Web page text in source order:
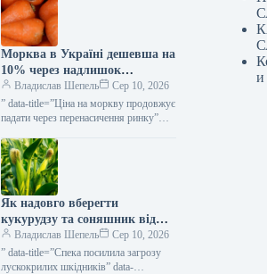
Морква в Україні дешевша на
10% через надлишок
постачання — КУРКУЛЬ
Владислав Шепель
Сер 10, 2026
” data-title=”Ціна на моркву продовжує
падати через перенасичення ринку”
url=”https://kurkul.com/news/41876-
cherez-perenasichennya-rinku-
prodavjuye-znijuvatis-tsina-na-morkvu”>
Ціна на моркву продовжує падати
через перенасичення ринку 10
серпня…
Як надовго вберегти
кукурудзу та соняшник від
лускокрилих шкідників —
КУРКУЛЬ
Владислав Шепель
Сер 10, 2026
” data-title=”Спека посилила загрозу
лускокрилих шкідників” data-
и